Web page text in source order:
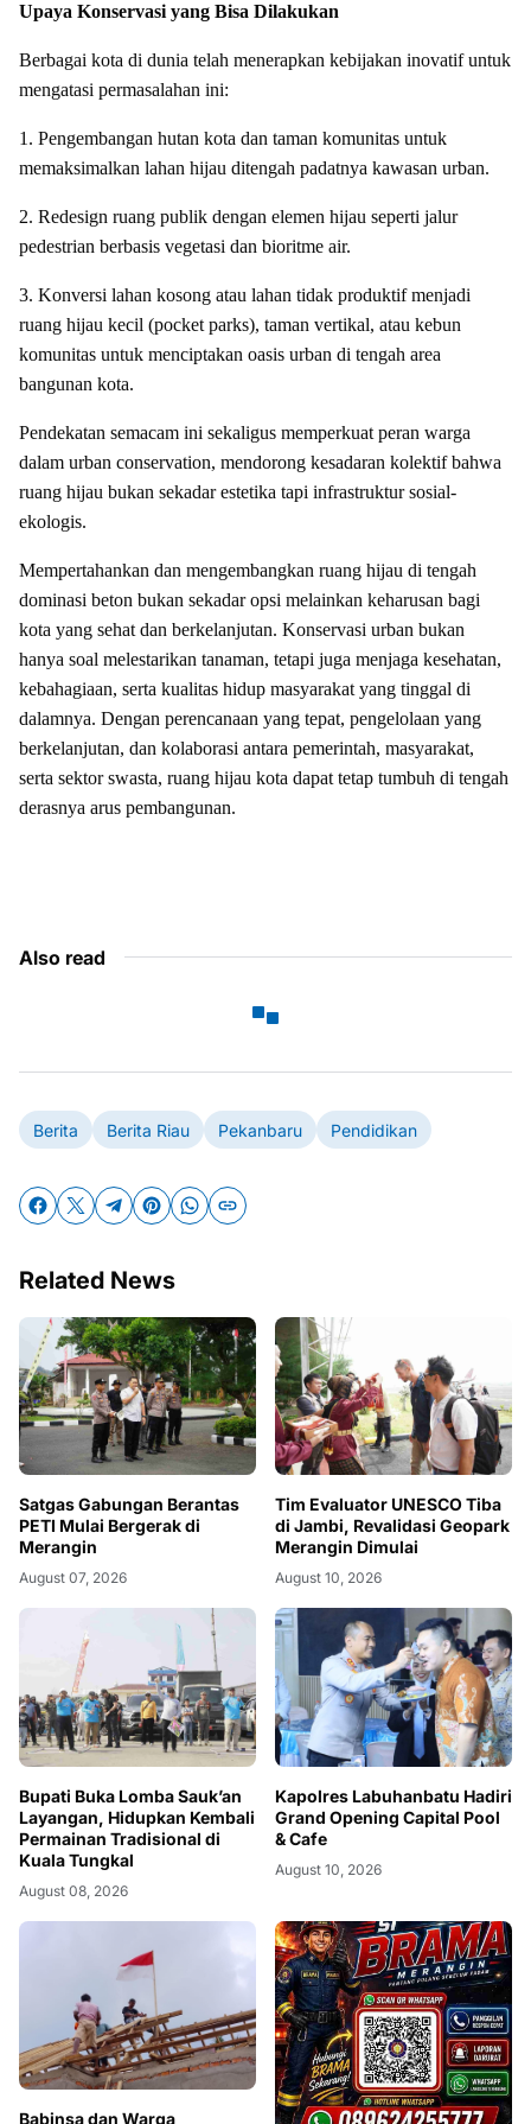
Upaya Konservasi yang Bisa Dilakukan
Berbagai kota di dunia telah menerapkan kebijakan inovatif untuk
mengatasi permasalahan ini:
1. Pengembangan hutan kota dan taman komunitas untuk
memaksimalkan lahan hijau ditengah padatnya kawasan urban.
2. Redesign ruang publik dengan elemen hijau seperti jalur
pedestrian berbasis vegetasi dan bioritme air.
3. Konversi lahan kosong atau lahan tidak produktif menjadi
ruang hijau kecil (pocket parks), taman vertikal, atau kebun
komunitas untuk menciptakan oasis urban di tengah area
bangunan kota.
Pendekatan semacam ini sekaligus memperkuat peran warga
dalam urban conservation, mendorong kesadaran kolektif bahwa
ruang hijau bukan sekadar estetika tapi infrastruktur sosial-
ekologis.
Mempertahankan dan mengembangkan ruang hijau di tengah
dominasi beton bukan sekadar opsi melainkan keharusan bagi
kota yang sehat dan berkelanjutan. Konservasi urban bukan
hanya soal melestarikan tanaman, tetapi juga menjaga kesehatan,
kebahagiaan, serta kualitas hidup masyarakat yang tinggal di
dalamnya. Dengan perencanaan yang tepat, pengelolaan yang
berkelanjutan, dan kolaborasi antara pemerintah, masyarakat,
serta sektor swasta, ruang hijau kota dapat tetap tumbuh di tengah
derasnya arus pembangunan.
Also read
Berita Berita Riau Pekanbaru Pendidikan
Related News
Satgas Gabungan Berantas
PETI Mulai Bergerak di
Merangin
August 07, 2026
Tim Evaluator UNESCO Tiba
di Jambi, Revalidasi Geopark
Merangin Dimulai
August 10, 2026
Bupati Buka Lomba Sauk’an
Layangan, Hidupkan Kembali
Permainan Tradisional di
August 08, 2026
Kapolres Labuhanbatu Hadiri
Grand Opening Capital Pool
& Cafe
August 10, 2026
Babinsa dan Warga